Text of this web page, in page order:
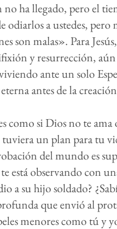
ha llegado, pero el
odiarlos a ustedes,
son malas». Para
y resurrección,
ante un solo
antes de la
como si Dios no te
un plan para tu
del mundo es
está observando con
a su hijo soldado?
que envió al
menores como tú y